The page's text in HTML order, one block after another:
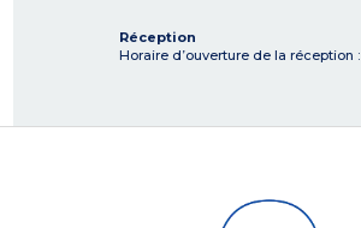
Réception
Horaire d’ouverture de la réception